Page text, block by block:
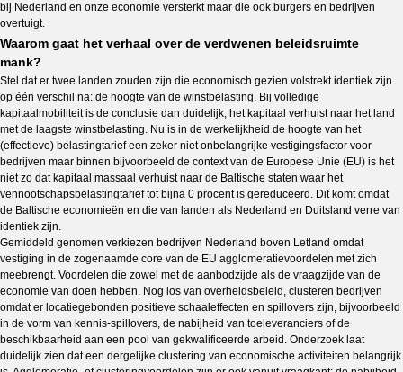
bij Nederland en onze economie versterkt maar die ook burgers en bedrijven
overtuigt.
Waarom gaat het verhaal over de verdwenen beleidsruimte
mank?
Stel dat er twee landen zouden zijn die economisch gezien volstrekt identiek zijn
op één verschil na: de hoogte van de winstbelasting. Bij volledige
kapitaalmobiliteit is de conclusie dan duidelijk, het kapitaal verhuist naar het land
met de laagste winstbelasting. Nu is in de werkelijkheid de hoogte van het
(effectieve) belastingtarief een zeker niet onbelangrijke vestigingsfactor voor
bedrijven maar binnen bijvoorbeeld de context van de Europese Unie (EU) is het
niet zo dat kapitaal massaal verhuist naar de Baltische staten waar het
vennootschapsbelastingtarief tot bijna 0 procent is gereduceerd. Dit komt omdat
de Baltische economieën en die van landen als Nederland en Duitsland verre van
identiek zijn.
Gemiddeld genomen verkiezen bedrijven Nederland boven Letland omdat
vestiging in de zogenaamde core van de EU agglomeratievoordelen met zich
meebrengt. Voordelen die zowel met de aanbodzijde als de vraagzijde van de
economie van doen hebben. Nog los van overheidsbeleid, clusteren bedrijven
omdat er locatiegebonden positieve schaaleffecten en spillovers zijn, bijvoorbeeld
in de vorm van kennis-spillovers, de nabijheid van toeleveranciers of de
beschikbaarheid aan een pool van gekwalificeerde arbeid. Onderzoek laat
duidelijk zien dat een dergelijke clustering van economische activiteiten belangrijk